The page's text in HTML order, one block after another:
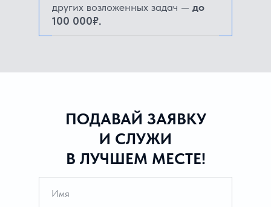
других возложенных задач — до
100 000₽.
ПОДАВАЙ ЗАЯВКУ
И СЛУЖИ
В ЛУЧШЕМ МЕСТЕ!